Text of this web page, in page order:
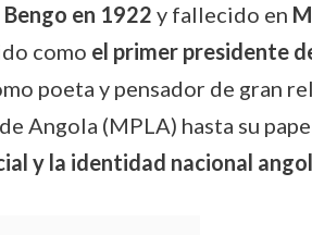
Bengo en 1922 y fallecido en
como el primer presidente
poeta y pensador de gran
Angola (MPLA) hasta su
y la identidad nacional